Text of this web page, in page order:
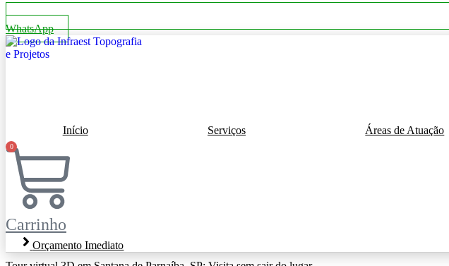
WhatsApp
Início Serviços Áreas de Atuação
0
Carrinho
Orçamento Imediato